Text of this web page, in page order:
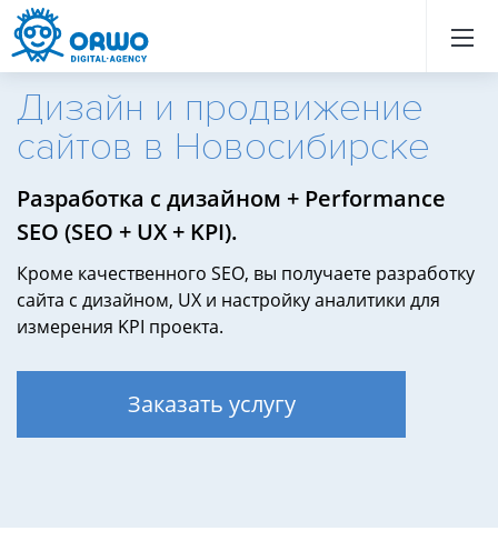
Дизайн и продвижение
сайтов в Новосибирске
Разработка с дизайном + Performance
SEO (SEO + UX + KPI).
Кроме качественного SEO, вы получаете разработку
сайта с дизайном, UX и настройку аналитики для
измерения KPI проекта.
Заказать услугу
Назад
Назад
Назад
Назад
Назад
Назад
Назад
Назад
Назад
Назад
Назад
Назад
Назад
Назад
Назад
Назад
Назад
Назад
Назад
Назад